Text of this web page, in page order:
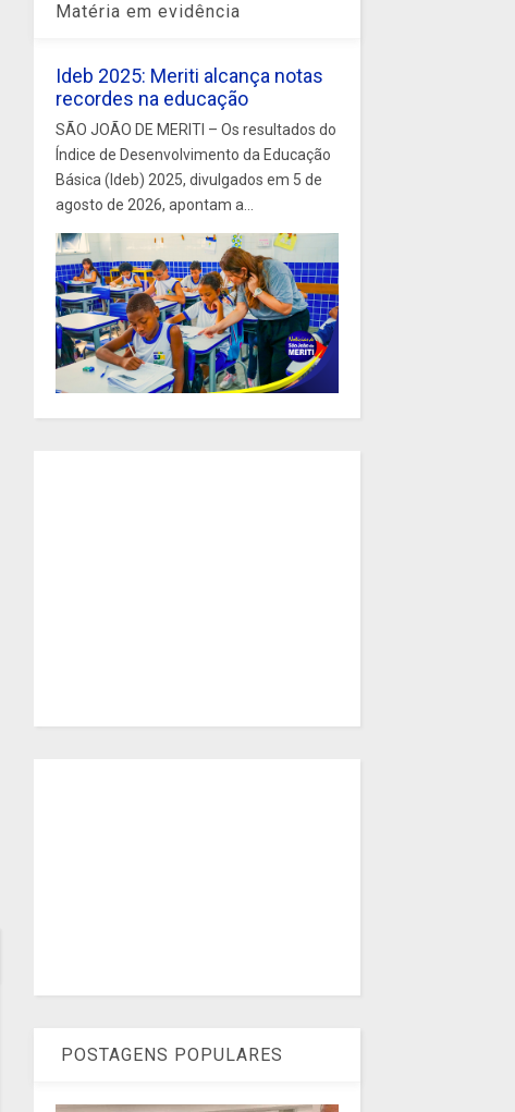
Matéria em evidência
Ideb 2025: Meriti alcança notas
recordes na educação
SÃO JOÃO DE MERITI – Os resultados do
Índice de Desenvolvimento da Educação
Básica (Ideb) 2025, divulgados em 5 de
agosto de 2026, apontam a...
POSTAGENS POPULARES